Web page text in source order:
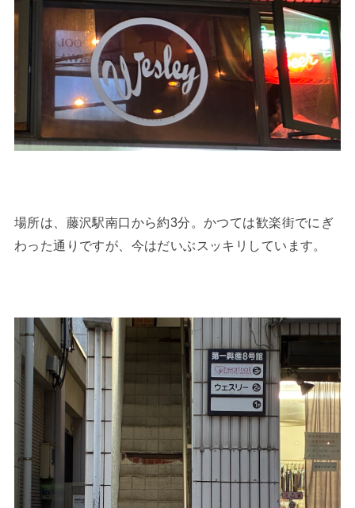
場所は、藤沢駅南口から約3分。かつては歓楽街でにぎ
わった通りですが、今はだいぶスッキリしています。